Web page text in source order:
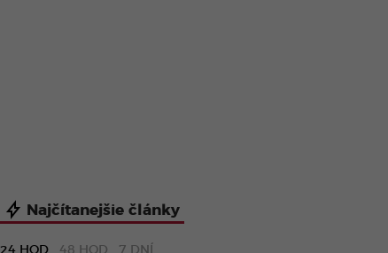
Najčítanejšie články
24 HOD 48 HOD 7 DNÍ